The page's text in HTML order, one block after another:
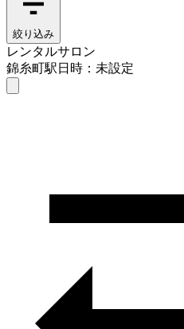
絞り込み
レンタルサロン
錦糸町駅日時：未設定